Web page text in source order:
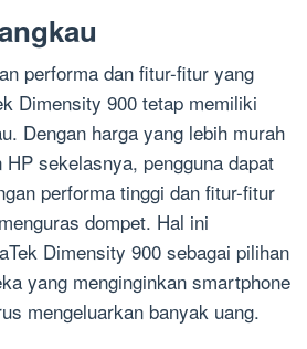
performa dan fitur-fitur yang
Dimensity 900 tetap memiliki
Dengan harga yang lebih murah
HP sekelasnya, pengguna dapat
performa tinggi dan fitur-fitur
dompet. Hal ini
Dimensity 900 sebagai pilihan
yang menginginkan smartphone
mengeluarkan banyak uang.